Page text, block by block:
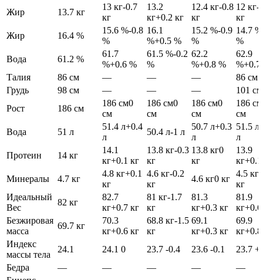
Жир
13.7 кг
13 кг-0.7
кг
13.2
кг+0.2 кг
12.4 кг-0.8
кг
12 кг-
кг
Жир
16.4 %
15.6 %-0.8
%
16.1
%+0.5 %
15.2 %-0.9
%
14.7 %
%
Вода
61.2 %
61.7
%+0.6 %
61.5 %-0.2
%
62.2
%+0.8 %
62.9
%+0.7
Талия
86 см — — —
86 см
Грудь
98 см — — —
101 см
Рост
186 см
186 см0
см
186 см0
см
186 см0
см
186 см
см
Вода
51 л
51.4 л+0.4
л
50.4 л-1 л
50.7 л+0.3
л
51.5 л
л
Протеин
14 кг
14.1
кг+0.1 кг
13.8 кг-0.3
кг
13.8 кг0
кг
13.9
кг
Минералы
4.7 кг
4.8 кг+0.1
кг
4.6 кг-0.2
кг
4.6 кг0 кг
4.5 кг
кг
Идеальный
Вес
82 кг
82.7
кг+0.7 кг
81 кг-1.7
кг
81.3
кг+0.3 кг
81.9
кг
Безжировая
масса
69.7 кг
70.3
кг+0.6 кг
68.8 кг-1.5
кг
69.1
кг+0.3 кг
69.9
кг
Индекс
массы тела
24.1 24.1 0 23.7 -0.4 23.6 -0.1 23.7
Бедра
— — — —
—